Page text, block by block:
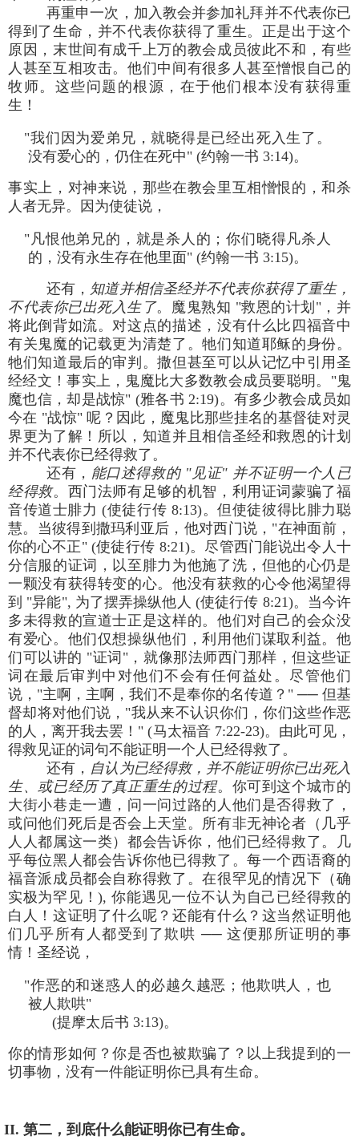
再重申一次，加入教会并参加礼拜并不代表你已
得到了生命，并不代表你获得了重生。正是出于这个
原因，末世间有成千上万的教会成员彼此不和，有些
人甚至互相攻击。他们中间有很多人甚至憎恨自己的
牧师。这些问题的根源，在于他们根本没有获得重
生！
"我们因为爱弟兄，就晓得是已经出死入生了。
没有爱心的，仍住在死中" (约翰一书 3:14)。
事实上，对神来说，那些在教会里互相憎恨的，和杀
人者无异。因为使徒说，
"凡恨他弟兄的，就是杀人的；你们晓得凡杀人
的，没有永生存在他里面" (约翰一书 3:15)。
还有， 知道并相信圣经并不代表你获得了重生，
不代表你已出死入生了。魔鬼熟知 "救恩的计划"，并
将此倒背如流。对这点的描述，没有什么比四福音中
有关鬼魔的记载更为清楚了。牠们知道耶稣的身份。
牠们知道最后的审判。撒但甚至可以从记忆中引用圣
经经文！事实上，鬼魔比大多数教会成员要聪明。"鬼
魔也信，却是战惊" (雅各书 2:19)。有多少教会成员如
今在 "战惊" 呢？因此，魔鬼比那些挂名的基督徒对灵
界更为了解！所以，知道并且相信圣经和救恩的计划
并不代表你已经得救了。
还有， 能口述得救的 "见证" 并不证明一个人已
经得救。西门法师有足够的机智，利用证词蒙骗了福
音传道士腓力 (使徒行传 8:13)。但使徒彼得比腓力聪
慧。当彼得到撒玛利亚后，他对西门说，"在神面前，
你的心不正" (使徒行传 8:21)。尽管西门能说出令人十
分信服的证词，以至腓力为他施了洗，但他的心仍是
一颗没有获得转变的心。他没有获救的心令他渴望得
到 "异能", 为了摆弄操纵他人 (使徒行传 8:21)。当今许
多未得救的宣道士正是这样的。他们对自己的会众没
有爱心。他们仅想操纵他们，利用他们谋取利益。他
们可以讲的 "证词"，就像那法师西门那样，但这些证
词在最后审判中对他们不会有任何益处。尽管他们
说，"主啊，主啊，我们不是奉你的名传道？" ── 但基
督却将对他们说，"我从来不认识你们，你们这些作恶
的人，离开我去罢！" (马太福音 7:22-23)。由此可见，
得救见证的词句不能证明一个人已经得救了。
还有， 自认为已经得救，并不能证明你已出死入
生、或已经历了真正重生的过程。你可到这个城市的
大街小巷走一遭，问一问过路的人他们是否得救了，
或问他们死后是否会上天堂。所有非无神论者（几乎
人人都属这一类）都会告诉你，他们已经得救了。几
乎每位黑人都会告诉你他已得救了。每一个西语裔的
福音派成员都会自称得救了。在很罕见的情况下（确
实极为罕见！), 你能遇见一位不认为自己已经得救的
白人！这证明了什么呢？还能有什么？这当然证明他
们几乎所有人都受到了欺哄 ── 这便那所证明的事
情！圣经说，
"作恶的和迷惑人的必越久越恶；他欺哄人，也
被人欺哄"
(提摩太后书 3:13)。
你的情形如何？你是否也被欺骗了？以上我提到的一
切事物，没有一件能证明你已具有生命。
II. 第二，到底什么能证明你已有生命。